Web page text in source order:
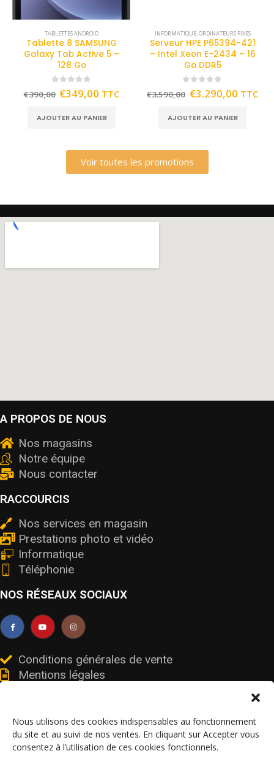
Nous utilisons des cookies indispensables au fonctionnement
du site et au suivi de nos ventes. En cliquant sur Accepter vous
consentez à l’utilisation de ces cookies fonctionnels.
TABLETTES ANDROID
Tablette 8 SAMSUNG
Galaxy Tab Active 5 –
128 Go
out of 5
€390,00 €349,00 TTC
AJOUTER AU PANIER
INFORMATIQUE,ORDINATEURS FIXES
Serveur HPE P65394-421
– Intel Xeon E-2434 – 16
Go DDR5
out of 5
€3.590,00 €3.290,00 TTC
AJOUTER AU PANIER
Voir toutes les promotions
A PROPOS DE NOUS
Nos magasins
Notre équipe
Nous contacter
RACCOURCIS
Nos services en magasin
Prestations photo et vidéo
Informatique
Téléphonie
NOS RÉSEAUX SOCIAUX
Conditions générales de vente
Mentions légales